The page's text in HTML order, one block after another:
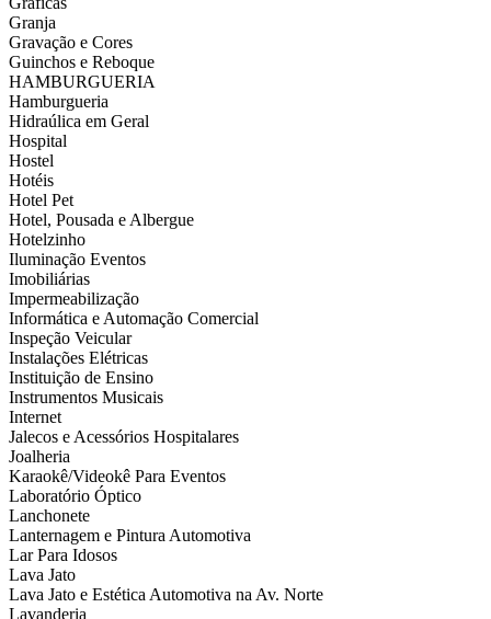
Granja
Gravação e Cores
Guinchos e Reboque
HAMBURGUERIA
Hamburgueria
Hidraúlica em Geral
Hospital
Hostel
Hotéis
Hotel Pet
Hotel, Pousada e Albergue
Hotelzinho
Iluminação Eventos
Imobiliárias
Impermeabilização
Informática e Automação Comercial
Inspeção Veicular
Instalações Elétricas
Instituição de Ensino
Instrumentos Musicais
Internet
Jalecos e Acessórios Hospitalares
Joalheria
Karaokê/Videokê Para Eventos
Laboratório Óptico
Lanchonete
Lanternagem e Pintura Automotiva
Lar Para Idosos
Lava Jato
Lava Jato e Estética Automotiva na Av. Norte
Lavanderia